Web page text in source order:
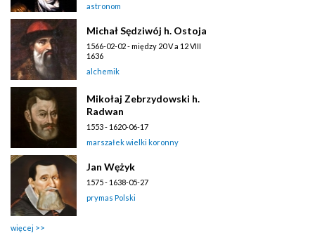
astronom
Michał Sędziwój h. Ostoja
1566-02-02 - między 20 V a 12 VIII
1636
alchemik
Mikołaj Zebrzydowski h.
Radwan
1553 - 1620-06-17
marszałek wielki koronny
Jan Wężyk
1575 - 1638-05-27
prymas Polski
więcej